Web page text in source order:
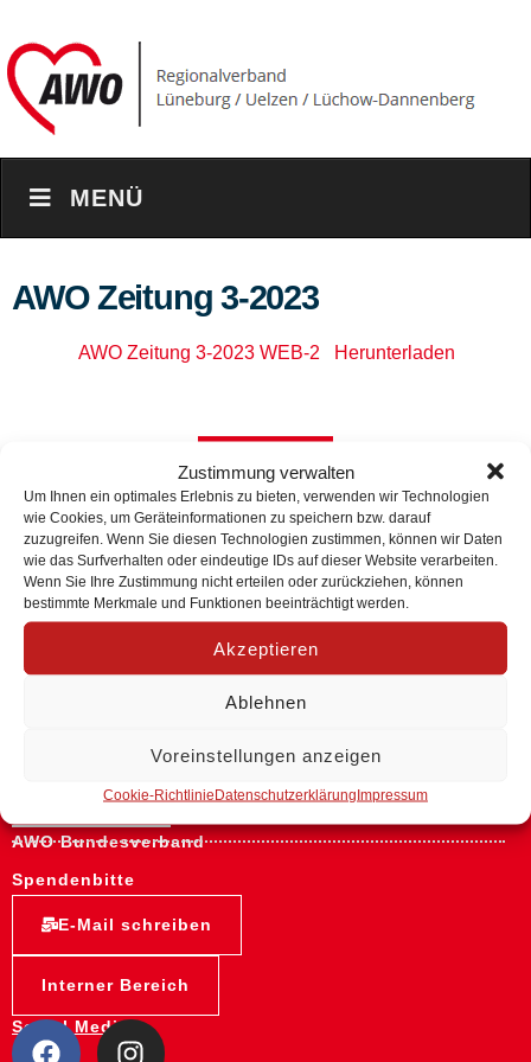
Zustimmung verwalten
Um Ihnen ein optimales Erlebnis zu bieten, verwenden wir Technologien
wie Cookies, um Geräteinformationen zu speichern bzw. darauf
zuzugreifen. Wenn Sie diesen Technologien zustimmen, können wir Daten
wie das Surfverhalten oder eindeutige IDs auf dieser Website verarbeiten.
Wenn Sie Ihre Zustimmung nicht erteilen oder zurückziehen, können
bestimmte Merkmale und Funktionen beeinträchtigt werden.
Akzeptieren
Ablehnen
Voreinstellungen anzeigen
Cookie-RichtlinieDatenschutzerklärungImpressum
MENÜ
AWO Zeitung 3-2023
AWO Zeitung 3-2023 WEB-2 Herunterladen
Zurück
Adresse & Kontakt
AWO-Regionalverband
Lüneburg / Uelzen / Lüchow-Dannenberg e.V.
Käthe-Krüger-Straße 15
AWO Bundesverband
Spendenbitte
E-Mail schreiben
Interner Bereich
Social Media: